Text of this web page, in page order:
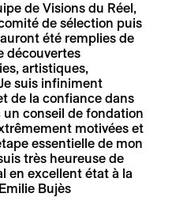
de Visions du Réel,
de sélection puis
été remplies de
découvertes
artistiques,
suis infiniment
de la confiance dans
un conseil de fondation
motivées et
essentielle de mon
très heureuse de
en excellent état à la
Bujès